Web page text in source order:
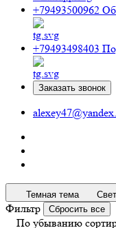
+79493500962
+79493498403
Заказать звонок
Темная тема
Фильтр Сбросить все
По убыванию